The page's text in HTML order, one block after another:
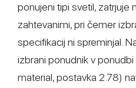
ponujeni tipi svetil, zatrjuje
zahtevanimi, pri čemer
specifikacij ni spreminjal.
izbrani ponudnik v
material, postavka 2.78)